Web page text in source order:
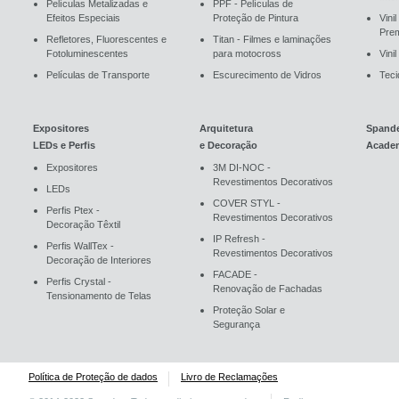
Películas Metalizadas e
Efeitos Especiais
Refletores, Fluorescentes e
Fotoluminescentes
Películas de Transporte
PPF - Películas de
Proteção de Pintura
Titan - Filmes e laminações
para motocross
Escurecimento de Vidros
Vinil
Expositores
LEDs e Perfis
Expositores
LEDs
Perfis Ptex -
Decoração Têxtil
Perfis WallTex -
Decoração de Interiores
Perfis Crystal -
Tensionamento de Telas
Arquitetura
e Decoração
3M DI-NOC -
Revestimentos Decorativos
COVER STYL -
Revestimentos Decorativos
IP Refresh -
Revestimentos Decorativos
FACADE -
Renovação de Fachadas
Proteção Solar e
Segurança
Política de Proteção de dados Livro de Reclamações